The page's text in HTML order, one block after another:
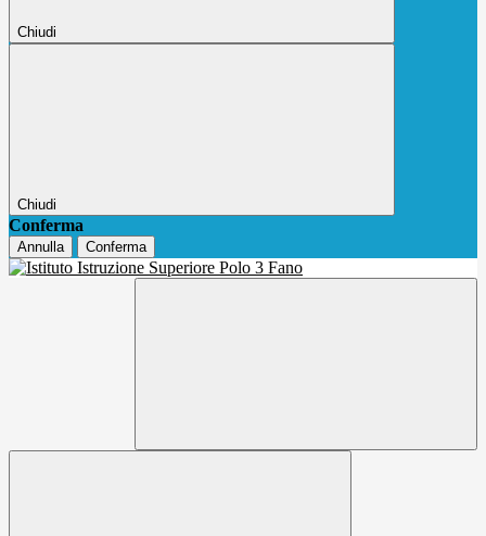
Chiudi
Chiudi
Conferma
Annulla Conferma